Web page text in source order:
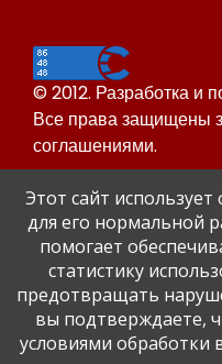
© 2012. Разработка и
Все права защищены
соглашениями.
Сайт Динского района
Официальный сайт
края.
Этот сайт
для его нормальной
помогает
статистику
предотвращать
вы подтверждаете,
условиями обработки